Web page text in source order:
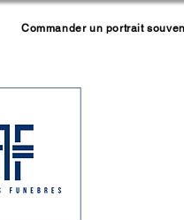
Commander un portrait